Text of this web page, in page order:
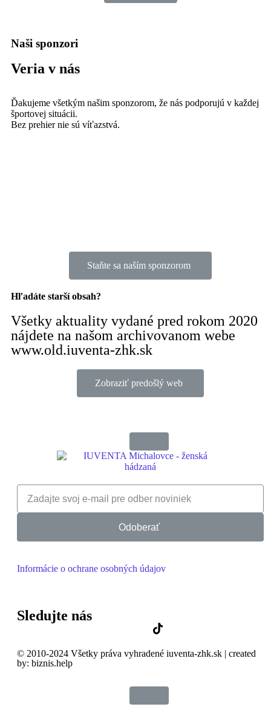
Naši sponzori
Veria v nás
Ďakujeme všetkým našim sponzorom, že nás podporujú v každej
športovej situácii.
Bez prehier nie sú víťazstvá.
Staňte sa naším sponzorom
Hľadáte starší obsah?
Všetky aktuality vydané pred rokom 2020
nájdete na našom archivovanom webe
www.old.iuventa-zhk.sk
Zobraziť predošlý web
Odoberať
Informácie o ochrane osobných údajov
Sledujte nás
© 2010-2024 Všetky práva vyhradené iuventa-zhk.sk | created
by: biznis.help